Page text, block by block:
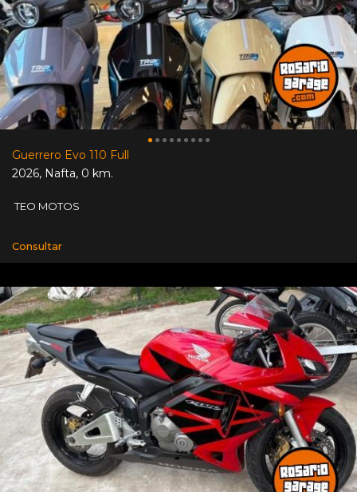
Guerrero Evo 110 Full
2026, Nafta, 0 km.
TEO MOTOS
Consultar